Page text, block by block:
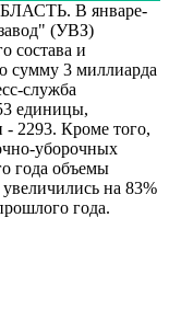
В январе-
(УВЗ)
состава и
сумму 3 миллиарда
служба
единицы,
- 2293. Кроме того,
уборочных
года объемы
на 83%
года.